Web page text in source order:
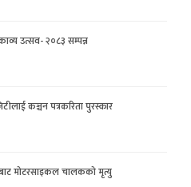
उत्सव- २०८३ सम्पन्न
कञ्चन पत्रकरिता पुरस्कार
मोटरसाइकल चालकको मृत्यु